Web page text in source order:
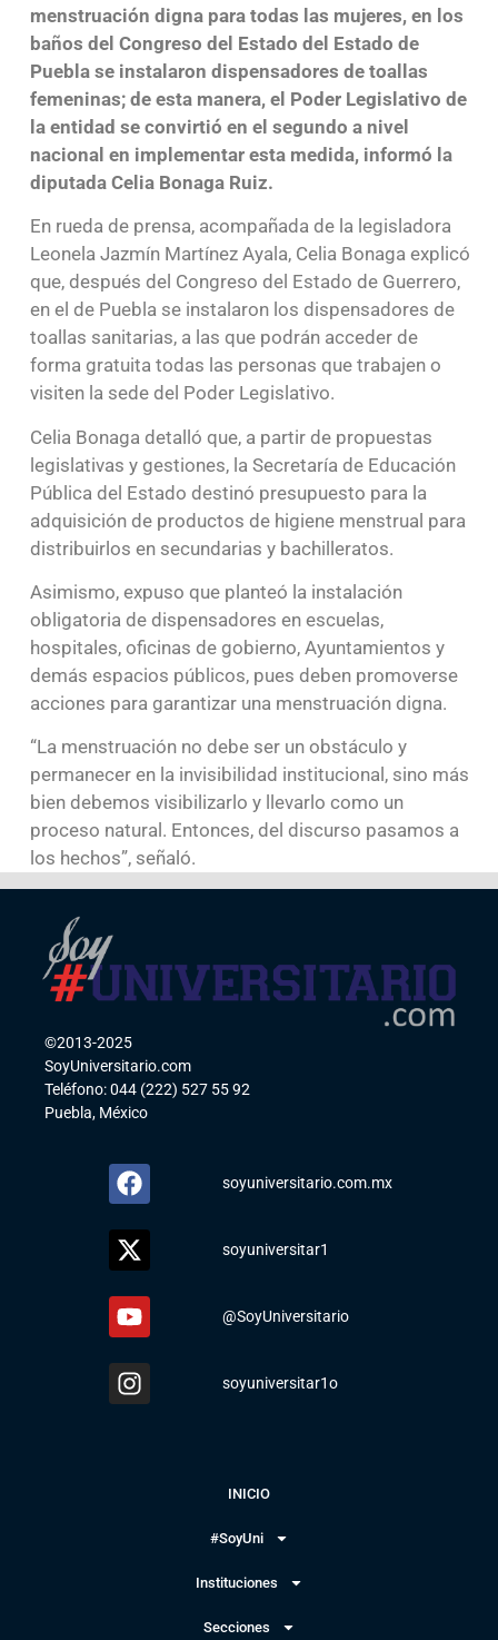
menstruación digna para todas las mujeres, en los
baños del Congreso del Estado del Estado de
Puebla se instalaron dispensadores de toallas
femeninas; de esta manera, el Poder Legislativo de
la entidad se convirtió en el segundo a nivel
nacional en implementar esta medida, informó la
diputada Celia Bonaga Ruiz.
En rueda de prensa, acompañada de la legisladora
Leonela Jazmín Martínez Ayala, Celia Bonaga explicó
que, después del Congreso del Estado de Guerrero,
en el de Puebla se instalaron los dispensadores de
toallas sanitarias, a las que podrán acceder de
forma gratuita todas las personas que trabajen o
visiten la sede del Poder Legislativo.
Celia Bonaga detalló que, a partir de propuestas
legislativas y gestiones, la Secretaría de Educación
Pública del Estado destinó presupuesto para la
adquisición de productos de higiene menstrual para
distribuirlos en secundarias y bachilleratos.
Asimismo, expuso que planteó la instalación
obligatoria de dispensadores en escuelas,
hospitales, oficinas de gobierno, Ayuntamientos y
demás espacios públicos, pues deben promoverse
acciones para garantizar una menstruación digna.
“La menstruación no debe ser un obstáculo y
permanecer en la invisibilidad institucional, sino más
bien debemos visibilizarlo y llevarlo como un
proceso natural. Entonces, del discurso pasamos a
los hechos”, señaló.
©2013-2025
SoyUniversitario.com
Teléfono: 044 (222) 527 55 92
Puebla, México
soyuniversitario.com.mx
soyuniversitar1
@SoyUniversitario
soyuniversitar1o
INICIO
#SoyUni
Instituciones
Secciones